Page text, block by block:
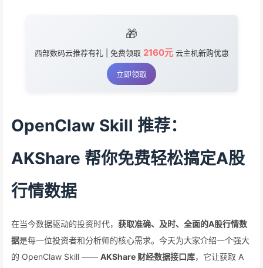
🎁
西部数码云推荐有礼 | 免费领取 2160元云主机新购优惠
立即领取
OpenClaw Skill 推荐：
AKShare 帮你免费轻松搞定A股
行情数据
在当今数据驱动的投资时代， 获取准确、及时、全面的A股行情数
据是每一位投资者和分析师的核心需求。今天为大家介绍一个强大
的 OpenClaw Skill —— AKShare 财经数据接口库，它让获取 A